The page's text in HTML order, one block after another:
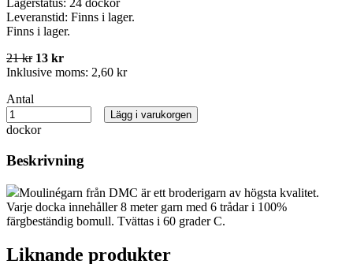
Lagerstatus: 24 dockor
Leveranstid: Finns i lager.
Finns i lager.
21 kr 13 kr
Inklusive moms: 2,60 kr
Antal
dockor
Lägg i varukorgen
Beskrivning
Moulinégarn från DMC är ett broderigarn av högsta kvalitet.
Varje docka innehåller 8 meter garn med 6 trådar i 100%
färgbeständig bomull. Tvättas i 60 grader C.
Liknande produkter